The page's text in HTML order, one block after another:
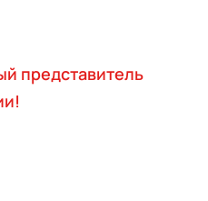
представитель